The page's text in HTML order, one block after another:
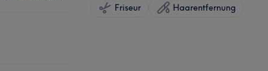
Friseur Haarentfernung